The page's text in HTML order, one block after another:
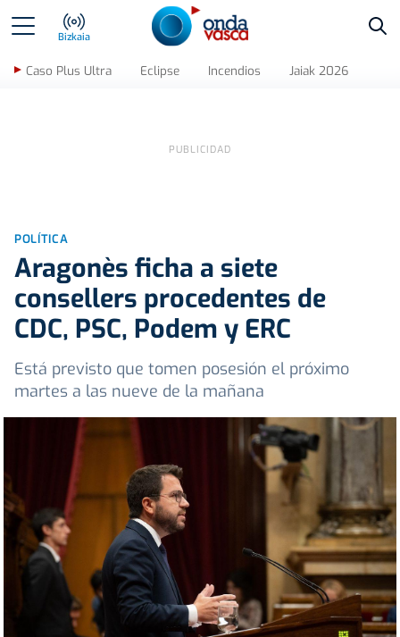
Bizkaia
Caso Plus Ultra Eclipse Incendios Jaiak 2026
POLÍTICA
Aragonès ficha a siete
consellers procedentes de
CDC, PSC, Podem y ERC
Está previsto que tomen posesión el próximo
martes a las nueve de la mañana